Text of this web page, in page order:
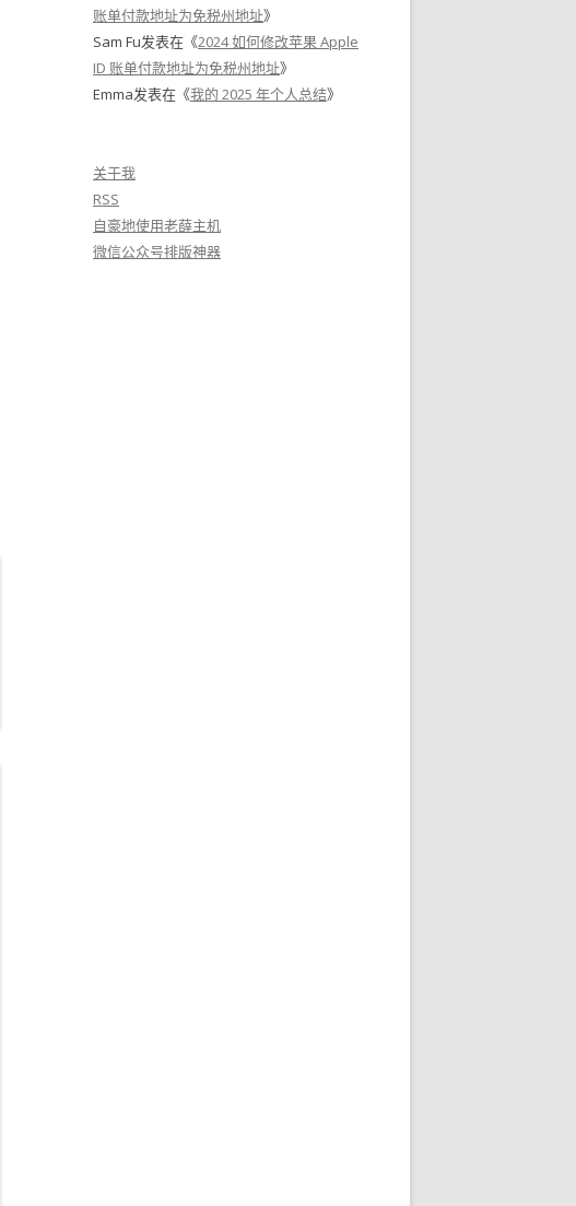
账单付款地址为免税州地址》
Sam Fu发表在《2024 如何修改苹果 Apple
ID 账单付款地址为免税州地址》
Emma发表在《我的 2025 年个人总结》
关于我
RSS
自豪地使用老薛主机
微信公众号排版神器